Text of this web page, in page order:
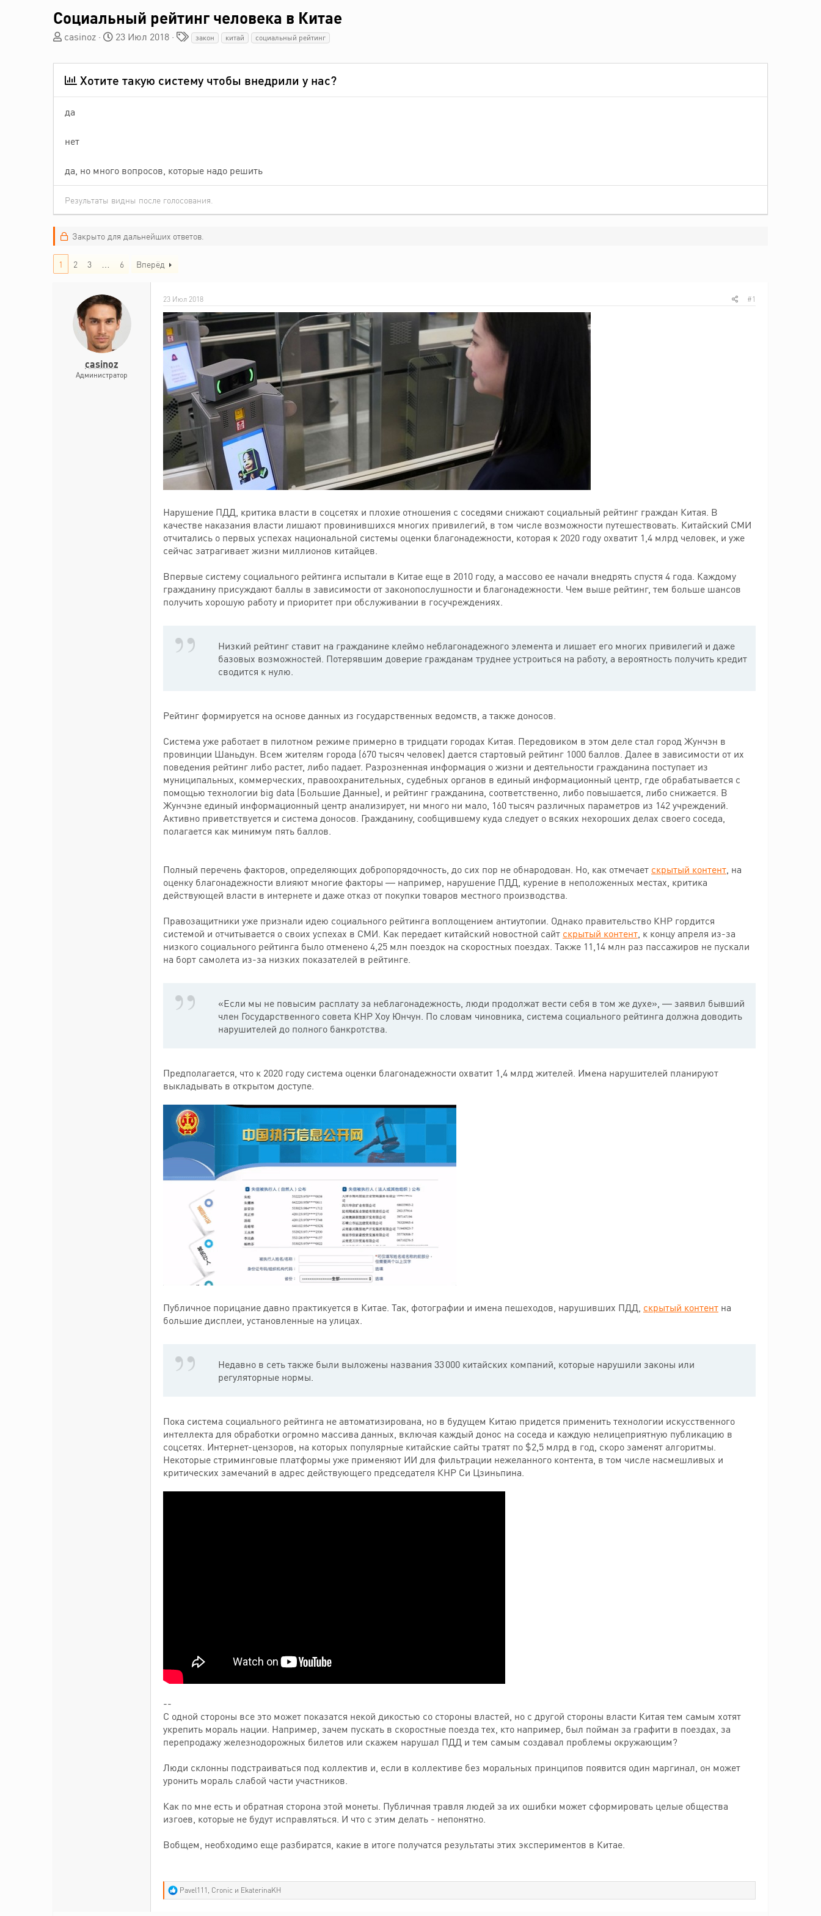
Социальный рейтинг человека в Китае
А
т
р
т
е
casinoz
Д
т
н
а
23 Июл 2018
Т
г
закон китай социальный рейтинг
Хотите такую систему чтобы внедрили у нас?
да
нет
да, но много вопросов, которые надо решить
Результаты видны после голосования.
Закрыто для дальнейших ответов.
1 2 3 6 Вперёд
casinoz
Администратор
23 Июл 2018 #1
Нарушение ПДД, критика власти в соцсетях и плохие отношения с соседями снижают социальный рейтинг граждан Китая. В
качестве наказания власти лишают провинившихся многих привилегий, в том числе возможности путешествовать. Китайский СМИ
отчитались о первых успехах национальной системы оценки благонадежности, которая к 2020 году охватит 1,4 млрд человек, и уже
сейчас затрагивает жизни миллионов китайцев.
Впервые систему социального рейтинга испытали в Китае еще в 2010 году, а массово ее начали внедрять спустя 4 года. Каждому
гражданину присуждают баллы в зависимости от законопослушности и благонадежности. Чем выше рейтинг, тем больше шансов
получить хорошую работу и приоритет при обслуживании в госучреждениях.
Низкий рейтинг ставит на гражданине клеймо неблагонадежного элемента и лишает его многих привилегий и даже
базовых возможностей. Потерявшим доверие гражданам труднее устроиться на работу, а вероятность получить кредит
сводится к нулю.
Рейтинг формируется на основе данных из государственных ведомств, а также доносов.
Система уже работает в пилотном режиме примерно в тридцати городах Китая. Передовиком в этом деле стал город Жунчэн в
провинции Шаньдун. Всем жителям города (670 тысяч человек) дается стартовый рейтинг 1000 баллов. Далее в зависимости от их
поведения рейтинг либо растет, либо падает. Разрозненная информация о жизни и деятельности гражданина поступает из
муниципальных, коммерческих, правоохранительных, судебных органов в единый информационный центр, где обрабатывается с
помощью технологии big data (Большие Данные), и рейтинг гражданина, соответственно, либо повышается, либо снижается. В
Жунчэне единый информационный центр анализирует, ни много ни мало, 160 тысяч различных параметров из 142 учреждений.
Активно приветствуется и система доносов. Гражданину, сообщившему куда следует о всяких нехороших делах своего соседа,
полагается как минимум пять баллов.
Полный перечень факторов, определяющих добропорядочность, до сих пор не обнародован. Но, как отмечает скрытый контент , на
оценку благонадежности влияют многие факторы — например, нарушение ПДД, курение в неположенных местах, критика
действующей власти в интернете и даже отказ от покупки товаров местного производства.
Правозащитники уже признали идею социального рейтинга воплощением антиутопии. Однако правительство КНР гордится
системой и отчитывается о своих успехах в СМИ. Как передает китайский новостной сайт скрытый контент , к концу апреля из-за
низкого социального рейтинга было отменено 4,25 млн поездок на скоростных поездах. Также 11,14 млн раз пассажиров не пускали
на борт самолета из-за низких показателей в рейтинге.
«Если мы не повысим расплату за неблагонадежность, люди продолжат вести себя в том же духе», — заявил бывший
член Государственного совета КНР Хоу Юнчун. По словам чиновника, система социального рейтинга должна доводить
нарушителей до полного банкротства.
Предполагается, что к 2020 году система оценки благонадежности охватит 1,4 млрд жителей. Имена нарушителей планируют
выкладывать в открытом доступе.
Публичное порицание давно практикуется в Китае. Так, фотографии и имена пешеходов, нарушивших ПДД, скрытый контент на
большие дисплеи, установленные на улицах.
Недавно в сеть также были выложены названия 33 000 китайских компаний, которые нарушили законы или
регуляторные нормы.
Пока система социального рейтинга не автоматизирована, но в будущем Китаю придется применить технологии искусственного
интеллекта для обработки огромно массива данных, включая каждый донос на соседа и каждую нелицеприятную публикацию в
соцсетях. Интернет-цензоров, на которых популярные китайские сайты тратят по $2,5 млрд в год, скоро заменят алгоритмы.
Некоторые стриминговые платформы уже применяют ИИ для фильтрации нежеланного контента, в том числе насмешливых и
критических замечаний в адрес действующего председателя КНР Си Цзиньпина.
--
С одной стороны все это может показатся некой дикостью со стороны властей, но с другой стороны власти Китая тем самым хотят
укрепить мораль нации. Например, зачем пускать в скоростные поезда тех, кто например, был пойман за графити в поездах, за
перепродажу железнодорожных билетов или скажем нарушал ПДД и тем самым создавал проблемы окружающим?
Люди склонны подстраиваться под коллектив и, если в коллективе без моральных принципов появится один маргинал, он может
уронить мораль слабой части участников.
Как по мне есть и обратная сторона этой монеты. Публичная травля людей за их ошибки может сформировать целые общества
изгоев, которые не будут исправляться. И что с этим делать - непонятно.
Вобщем, необходимо еще разбиратся, какие в итоге получатся результаты этих экспериментов в Китае.
Р
е
Pavel111 , Cronic и EkaterinaKH